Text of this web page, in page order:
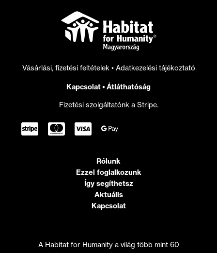
Vásárlási, fizetési feltételek • Adatkezelési tájékoztató
Kapcsolat• Átláthatóság
Fizetési szolgáltatónk a Stripe.
Rólunk
Ezzel foglalkozunk
Így segíthetsz
Aktuális
Kapcsolat
A Habitat for Humanity a világ több mint 60